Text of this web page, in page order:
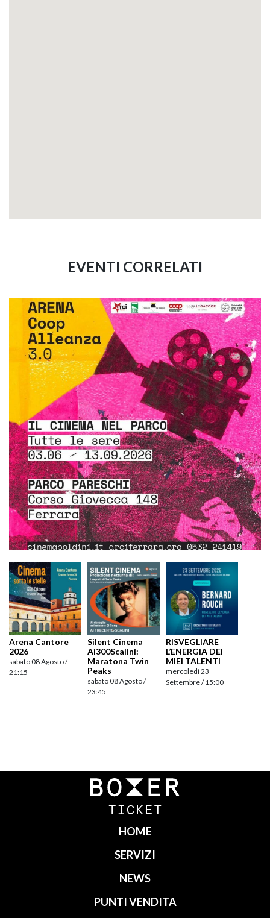
EVENTI CORRELATI
Arena Cantore
2026
sabato 08 Agosto /
21:15
Silent Cinema
Ai300Scalini:
Maratona Twin
Peaks
sabato 08 Agosto /
23:45
RISVEGLIARE
L’ENERGIA DEI
MIEI TALENTI
mercoledì 23
Settembre / 15:00
Navigazione
HOME
SERVIZI
NEWS
PUNTI VENDITA